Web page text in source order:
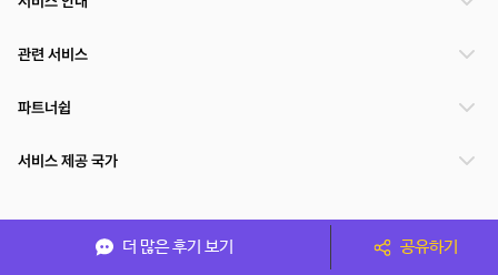
더 많은 후기 보기 공유하기
관련 서비스
파트너쉽
서비스 제공 국가
(주)NSPACE 사업자정보